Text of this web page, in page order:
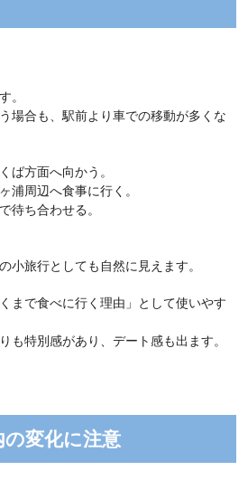
。
場合も、駅前より車での移動が多くな
ば方面へ向かう。
浦周辺へ食事に行く。
待ち合わせる。
小旅行としても自然に見えます。
まで食べに行く理由」として使いやす
も特別感があり、デート感も出ます。
変化に注意